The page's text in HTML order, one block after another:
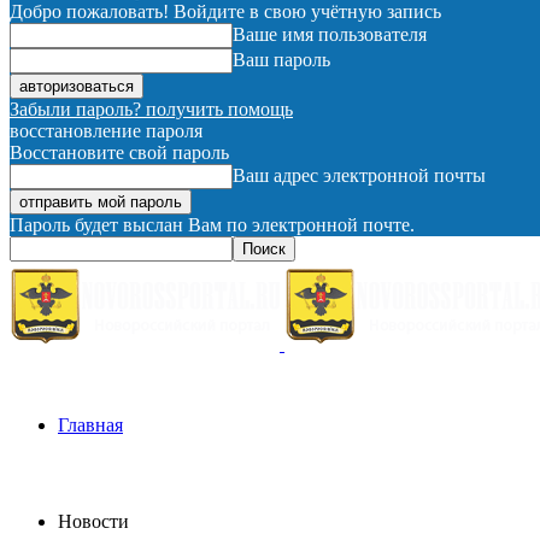
Добро пожаловать! Войдите в свою учётную запись
Ваше имя пользователя
Ваш пароль
Забыли пароль? получить помощь
восстановление пароля
Восстановите свой пароль
Ваш адрес электронной почты
Пароль будет выслан Вам по электронной почте.
Главная
Новости